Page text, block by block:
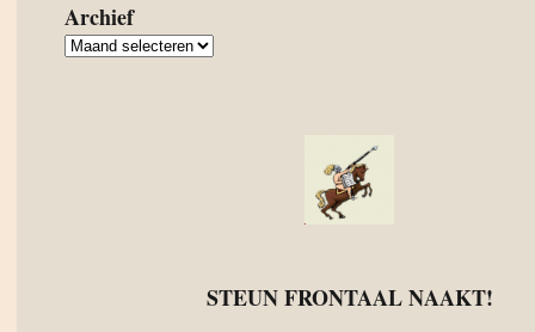
Archief
Archief
STEUN FRONTAAL NAAKT!